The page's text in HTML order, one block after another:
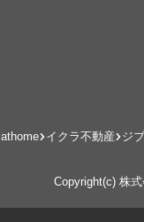
athome イクラ不動産 ジ
Copyright(c) 株